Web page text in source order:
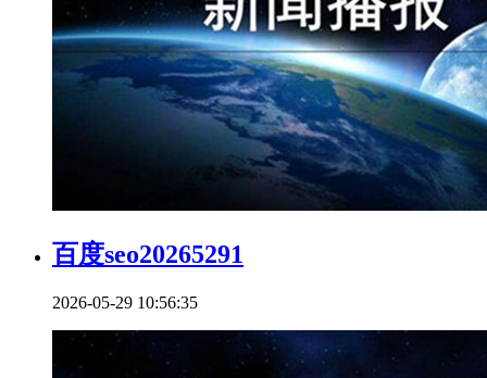
百度seo20265291
2026-05-29 10:56:35